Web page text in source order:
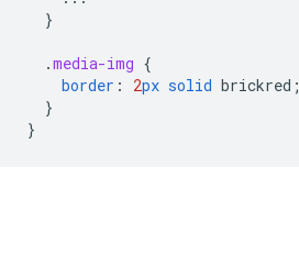
}
.media-img {
border : 2px solid brickred ;
}
}